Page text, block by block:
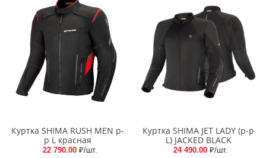
Куртка SHIMA RUSH MEN p-
p L красная
22 790.00 ₽/шт.
Куртка SHIMA JET LADY (p-p
L) JACKED BLACK
24 490.00 ₽/шт.